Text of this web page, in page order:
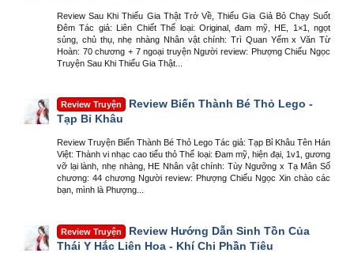
Review Sau Khi Thiếu Gia Thật Trở Về, Thiếu Gia Giả Bỏ Chạy Suốt
Đêm Tác giả: Liên Chiết Thể loại: Original, đam mỹ, HE, 1×1, ngọt
sủng, chủ thụ, nhẹ nhàng Nhân vật chính: Trì Quan Yếm x Văn Từ
Hoàn: 70 chương + 7 ngoại truyện Người review: Phượng Chiếu Ngọc
Truyện Sau Khi Thiếu Gia Thật...
Review Truyện
Review Biến Thành Bé Thỏ Lego -
Tạp Bỉ Khâu
Review Truyện Biến Thành Bé Thỏ Lego Tác giả: Tạp Bỉ Khâu Tên Hán
Việt: Thành vi nhạc cao tiểu thỏ Thể loại: Đam mỹ, hiện đại, 1v1, gương
vỡ lại lành, nhẹ nhàng, HE Nhân vật chính: Tùy Ngưỡng x Tạ Mân Số
chương: 44 chương Người review: Phượng Chiếu Ngọc Xin chào các
bạn, mình là Phượng...
Review Truyện
Review Hướng Dẫn Sinh Tồn Của
Thái Y Hắc Liên Hoa - Khí Chi Phần Tiêu